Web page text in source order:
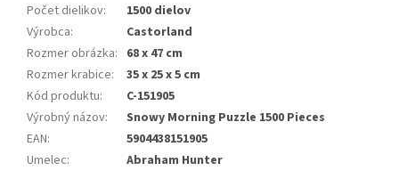
Počet dielikov:
1500 dielov
Výrobca:
Castorland
Rozmer obrázka: 68 x 47 cm
Rozmer krabice:
35 x 25 x 5 cm
Kód produktu:
C-151905
Výrobný názov:
Snowy Morning Puzzle 1500 Pieces
EAN:
5904438151905
Umelec: Abraham Hunter